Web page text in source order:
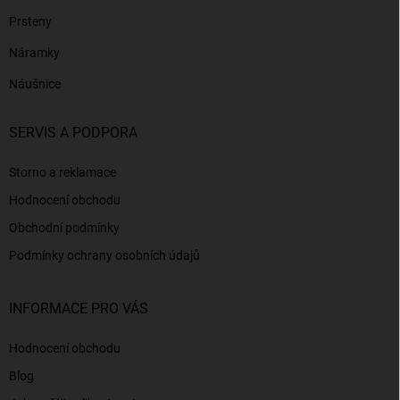
Prsteny
Náramky
Náušnice
SERVIS A PODPORA
Storno a reklamace
Hodnocení obchodu
Obchodní podmínky
Podmínky ochrany osobních údajů
INFORMACE PRO VÁS
Hodnocení obchodu
Blog